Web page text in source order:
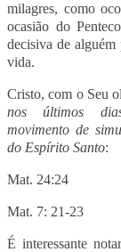
milagres, como
ocasião do
decisiva de
vida.
Cristo, com o Seu
nos últimos
movimento de
do Espírito Santo:
Mat. 24:24
Mat. 7: 21-23
É interessante